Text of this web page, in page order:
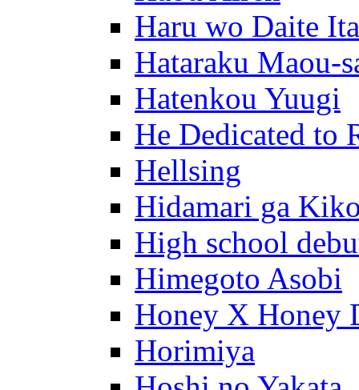
Haru wo Daite Ita
Hataraku Maou-
Hatenkou Yuugi
He Dedicated to
Hellsing
Hidamari ga
High school
Himegoto Asobi
Honey X Honey
Horimiya